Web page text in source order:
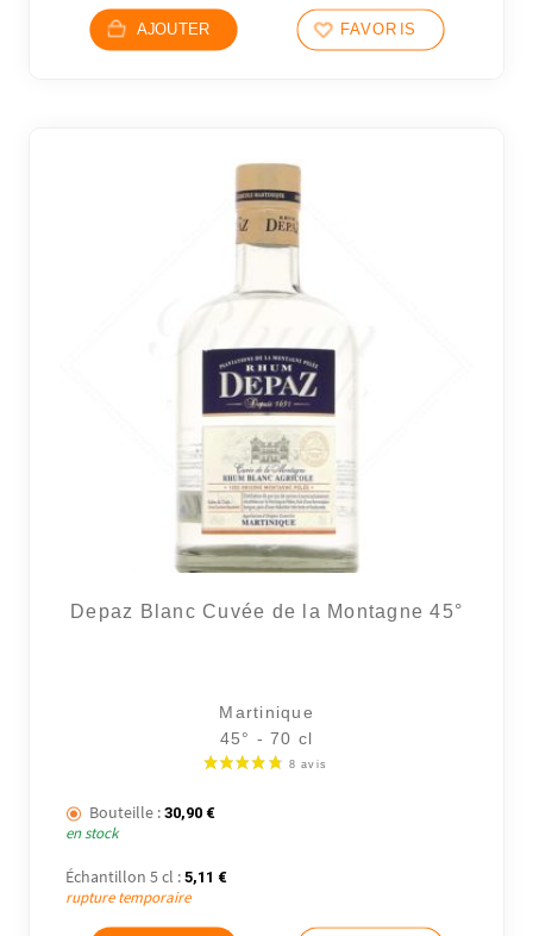
AJOUTER FAVORIS
Depaz Blanc Cuvée de la Montagne 45°
Martinique
45° - 70 cl
Bouteille : 30,90 €
en stock
Échantillon 5 cl : 5,11 €
rupture temporaire